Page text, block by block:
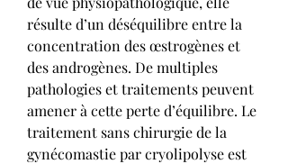
résulte d’un déséquilibre entre la
concentration des œstrogènes et
des androgènes. De multiples
pathologies et traitements peuvent
amener à cette perte d’équilibre. Le
traitement sans chirurgie de la
gynécomastie par cryolipolyse est